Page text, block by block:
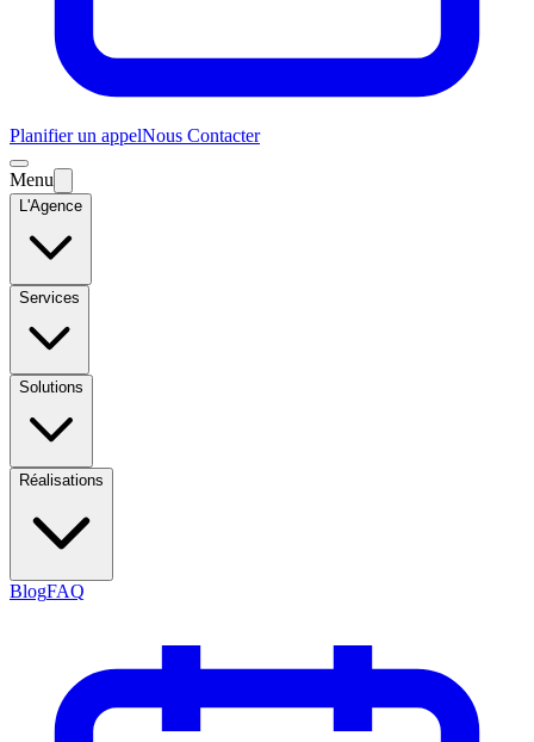
Planifier un appelNous Contacter
Menu
L'Agence
Services
Solutions
Réalisations
BlogFAQ